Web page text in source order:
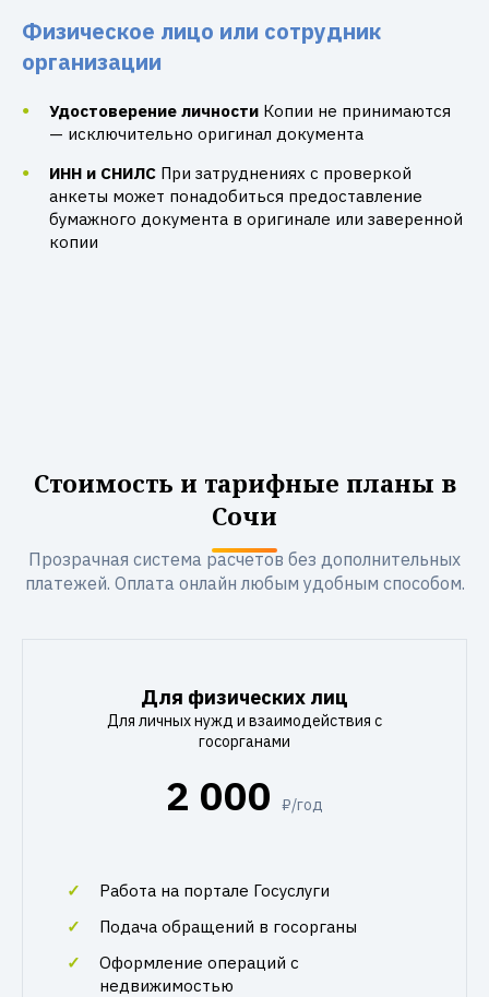
Физическое лицо или сотрудник
организации
Удостоверение личности Копии не принимаются
— исключительно оригинал документа
ИНН и СНИЛС При затруднениях с проверкой
анкеты может понадобиться предоставление
бумажного документа в оригинале или заверенной
копии
Стоимость и тарифные планы в
Сочи
Прозрачная система расчетов без дополнительных
платежей. Оплата онлайн любым удобным способом.
Для физических лиц
Для личных нужд и взаимодействия с
госорганами
2 000 ₽/год
Работа на портале Госуслуги
Подача обращений в госорганы
Оформление операций с
недвижимостью